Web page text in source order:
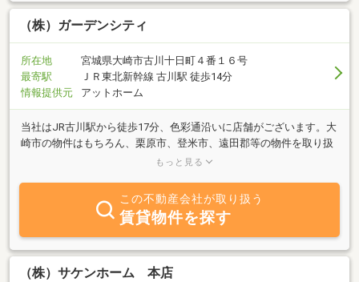
（株）ガーデンシティ
所在地
宮城県大崎市古川十日町４番１６号
最寄駅
ＪＲ東北新幹線 古川駅 徒歩14分
情報提供元
アットホーム
当社はJR古川駅から徒歩17分、色彩通沿いに店舗がございます。大
崎市の物件はもちろん、栗原市、登米市、遠田郡等の物件を取り扱
いしております。お客様のご希望をお聞かせ頂ければ真心を込めて
社員一同、心より皆様からのお問合せ・ご来店をお待ちしておりま
もっと見る
この不動産会社が取り扱う
賃貸物件を探す
（株）サケンホーム 本店